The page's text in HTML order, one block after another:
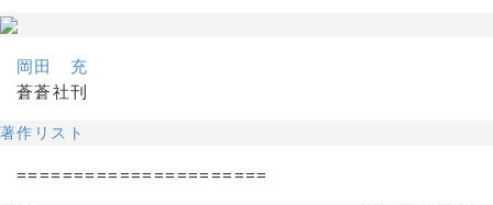
岡田 充
蒼蒼社刊
著作リスト
======================